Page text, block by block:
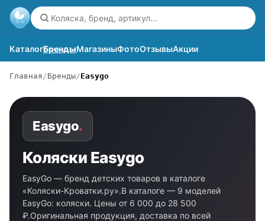
КаталогБрендыМагазиныФотоОтзывыАкции
Главная Бренды Easygo
Easygo.
Коляски Easygo
EasyGo — бренд детских товаров в каталоге
«Коляски-Кроватки.ру».В каталоге — 9 моделей
EasyGo: коляски. Цены от 6 000 до 28 500
₽.Оригинальная продукция, доставка по всей